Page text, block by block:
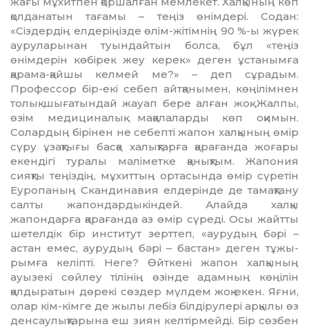
қолданатын тағамы – теңіз өнімдері. Со­дан:
«Сіздердің елдеріңізде өлім-жітімнің 90 %-ы жүрек
ауруларынан туындайтын болса, бұл «теңіз
өнімдерін көбірек жеу керек» деген ұстанымға
қарама-қайшы келмей ме?» – деп сұрадым.
Профессор бір-екі себеп айтқанымен, көңілімнен
толық шығатындай жауап бере алған жоқ. Жалпы,
өзім медициналық мақалаларды көп оқимын.
Солардың бірінен не себепті жапон халқының өмір
сүру ұзақтығы басқа халықтарға қарағанда жоғары
екендігі туралы мәліметке қанықтым. Жапония
сияқты теңіздің, мұхиттың ортасында өмір сүретін
Еуропаның Скандинавия елде­рін­де де тамақтану
салты жапондардыкіндей. Алайда халқы
жапондарға қарағанда аз өмір сүреді. Осы жайтты
шетелдік бір инсти­тут зерттеп, «аурудың бәрі –
астан емес, аурудың бәрі – бастан» деген тұжы­
рым­ға келіпті. Неге? Өйткені жапон халқының
ауызекі сөйлеу тілінің өзінде адамның көңілін
қалдыратын дөрекі сөздер мүлдем жоқ екен. Яғни,
олар кім-кімге де жылы лебіз білдірулері арқылы өз
денсаулық­тарына еш зиян келтірмейді. Бір сөзбен